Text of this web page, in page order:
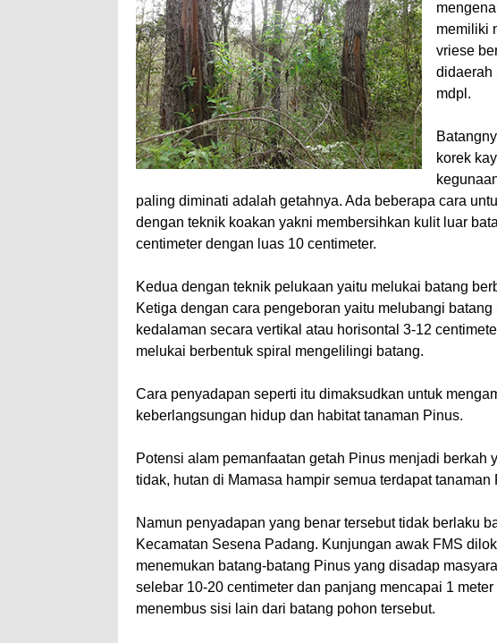
memiliki
vriese
didaerah
mdpl.
korek
paling diminati adalah getahnya. Ada beberapa cara
dengan teknik koakan yakni membersihkan kulit luar
centimeter dengan luas 10 centimeter.
Kedua dengan teknik pelukaan yaitu melukai batang
Ketiga dengan cara pengeboran yaitu melubangi
kedalaman secara vertikal atau horisontal 3-12
melukai berbentuk spiral mengelilingi batang.
Cara penyadapan seperti itu dimaksudkan untuk
keberlangsungan hidup dan habitat tanaman Pinus.
Potensi alam pemanfaatan getah Pinus menjadi berkah
tidak, hutan di Mamasa hampir semua terdapat tanaman
Namun penyadapan yang benar tersebut tidak berlaku
Kecamatan Sesena Padang. Kunjungan awak FMS
menemukan batang-batang Pinus yang disadap
selebar 10-20 centimeter dan panjang mencapai 1
menembus sisi lain dari batang pohon tersebut.